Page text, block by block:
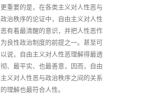
更重要的是，在各类主义对人性恶与
政治秩序的论证中，自由主义对人性
恶有着最清醒的意识，并把人性恶作
为良性政治制度的前提之一。甚至可
以说，自由主义对人性恶理解得最透
彻、最平实、也最善意，因而，自由
主义对人性恶与政治秩序之间的关系
的理解也最符合人性。